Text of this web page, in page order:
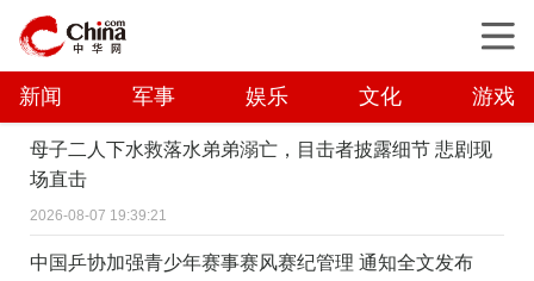
新闻 军事 娱乐 文化 游戏
母子二人下水救落水弟弟溺亡，目击者披露细节 悲剧现
场直击
2026-08-07 19:39:21
中国乒协加强青少年赛事赛风赛纪管理 通知全文发布